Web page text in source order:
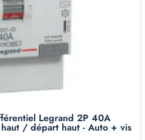
Legrand 2P 40A
/ départ haut - Auto + vis